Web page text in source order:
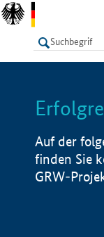
LISTE
Auf der
finden Sie
GRW-